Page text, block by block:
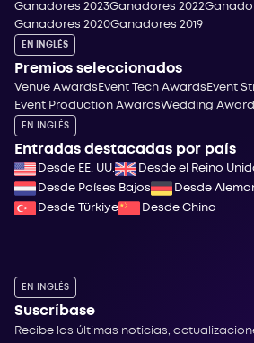
Ganadores 2023Ganadores 2022
Ganadores 2020Ganadores 2019
EN INGLÉS
Premios seleccionados
Venue Awards Event Tech Awards Event
Event Production AwardsWedding
EN INGLÉS
Entradas destacadas por país
Desde EE. UU.
Desde el Reino
Desde Países Bajos
Desde
Desde Türkiye
Desde China
EN INGLÉS
Suscríbase
Recibe las últimas noticias,